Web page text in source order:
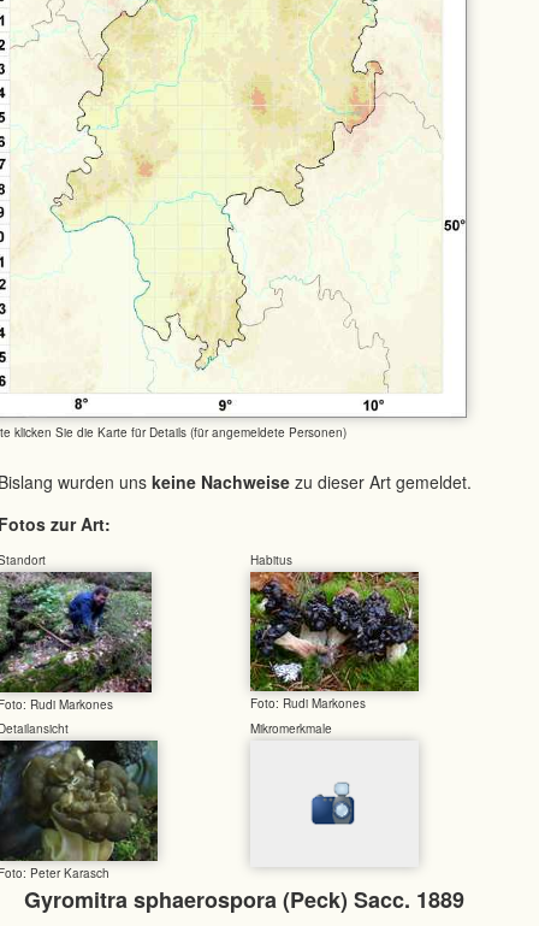
klicken Sie die Karte für Details (für angemeldete Personen)
wurden uns keine Nachweise zu dieser Art gemeldet.
zur Art:
Rudi Markones
Habitus
Foto: Rudi Markones
Peter Karasch
Mikromerkmale
Gyromitra sphaerospora (Peck) Sacc. 1889